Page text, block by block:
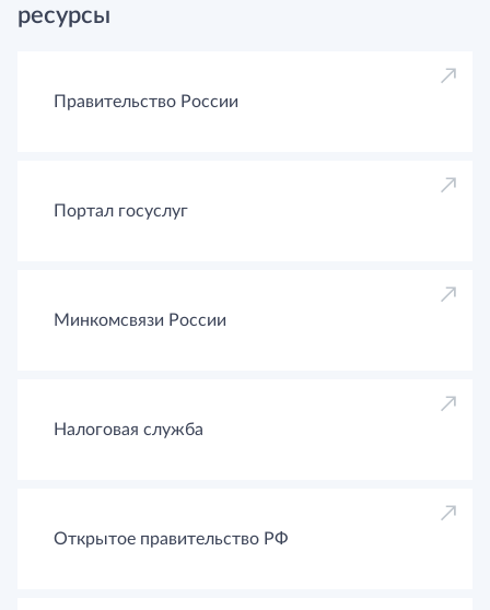
ресурсы
Правительство России
Портал госуслуг
Минкомсвязи России
Налоговая служба
Открытое правительство РФ